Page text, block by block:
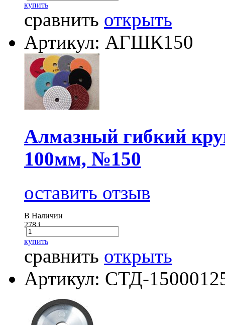
купить
сравнить открыть
Артикул: АГШК150
Алмазный гибкий
100мм, №150
оставить отзыв
В Наличии
278i
купить
сравнить открыть
Артикул: СТД-